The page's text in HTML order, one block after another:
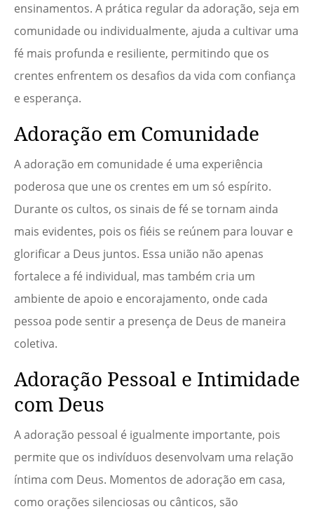
ensinamentos. A prática regular da adoração, seja em
comunidade ou individualmente, ajuda a cultivar uma
fé mais profunda e resiliente, permitindo que os
crentes enfrentem os desafios da vida com confiança
e esperança.
Adoração em Comunidade
A adoração em comunidade é uma experiência
poderosa que une os crentes em um só espírito.
Durante os cultos, os sinais de fé se tornam ainda
mais evidentes, pois os fiéis se reúnem para louvar e
glorificar a Deus juntos. Essa união não apenas
fortalece a fé individual, mas também cria um
ambiente de apoio e encorajamento, onde cada
pessoa pode sentir a presença de Deus de maneira
coletiva.
Adoração Pessoal e Intimidade
com Deus
A adoração pessoal é igualmente importante, pois
permite que os indivíduos desenvolvam uma relação
íntima com Deus. Momentos de adoração em casa,
como orações silenciosas ou cânticos, são